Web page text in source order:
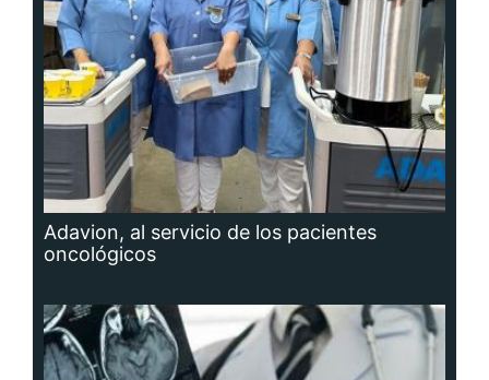
Adavion, al servicio de los pacientes
oncológicos